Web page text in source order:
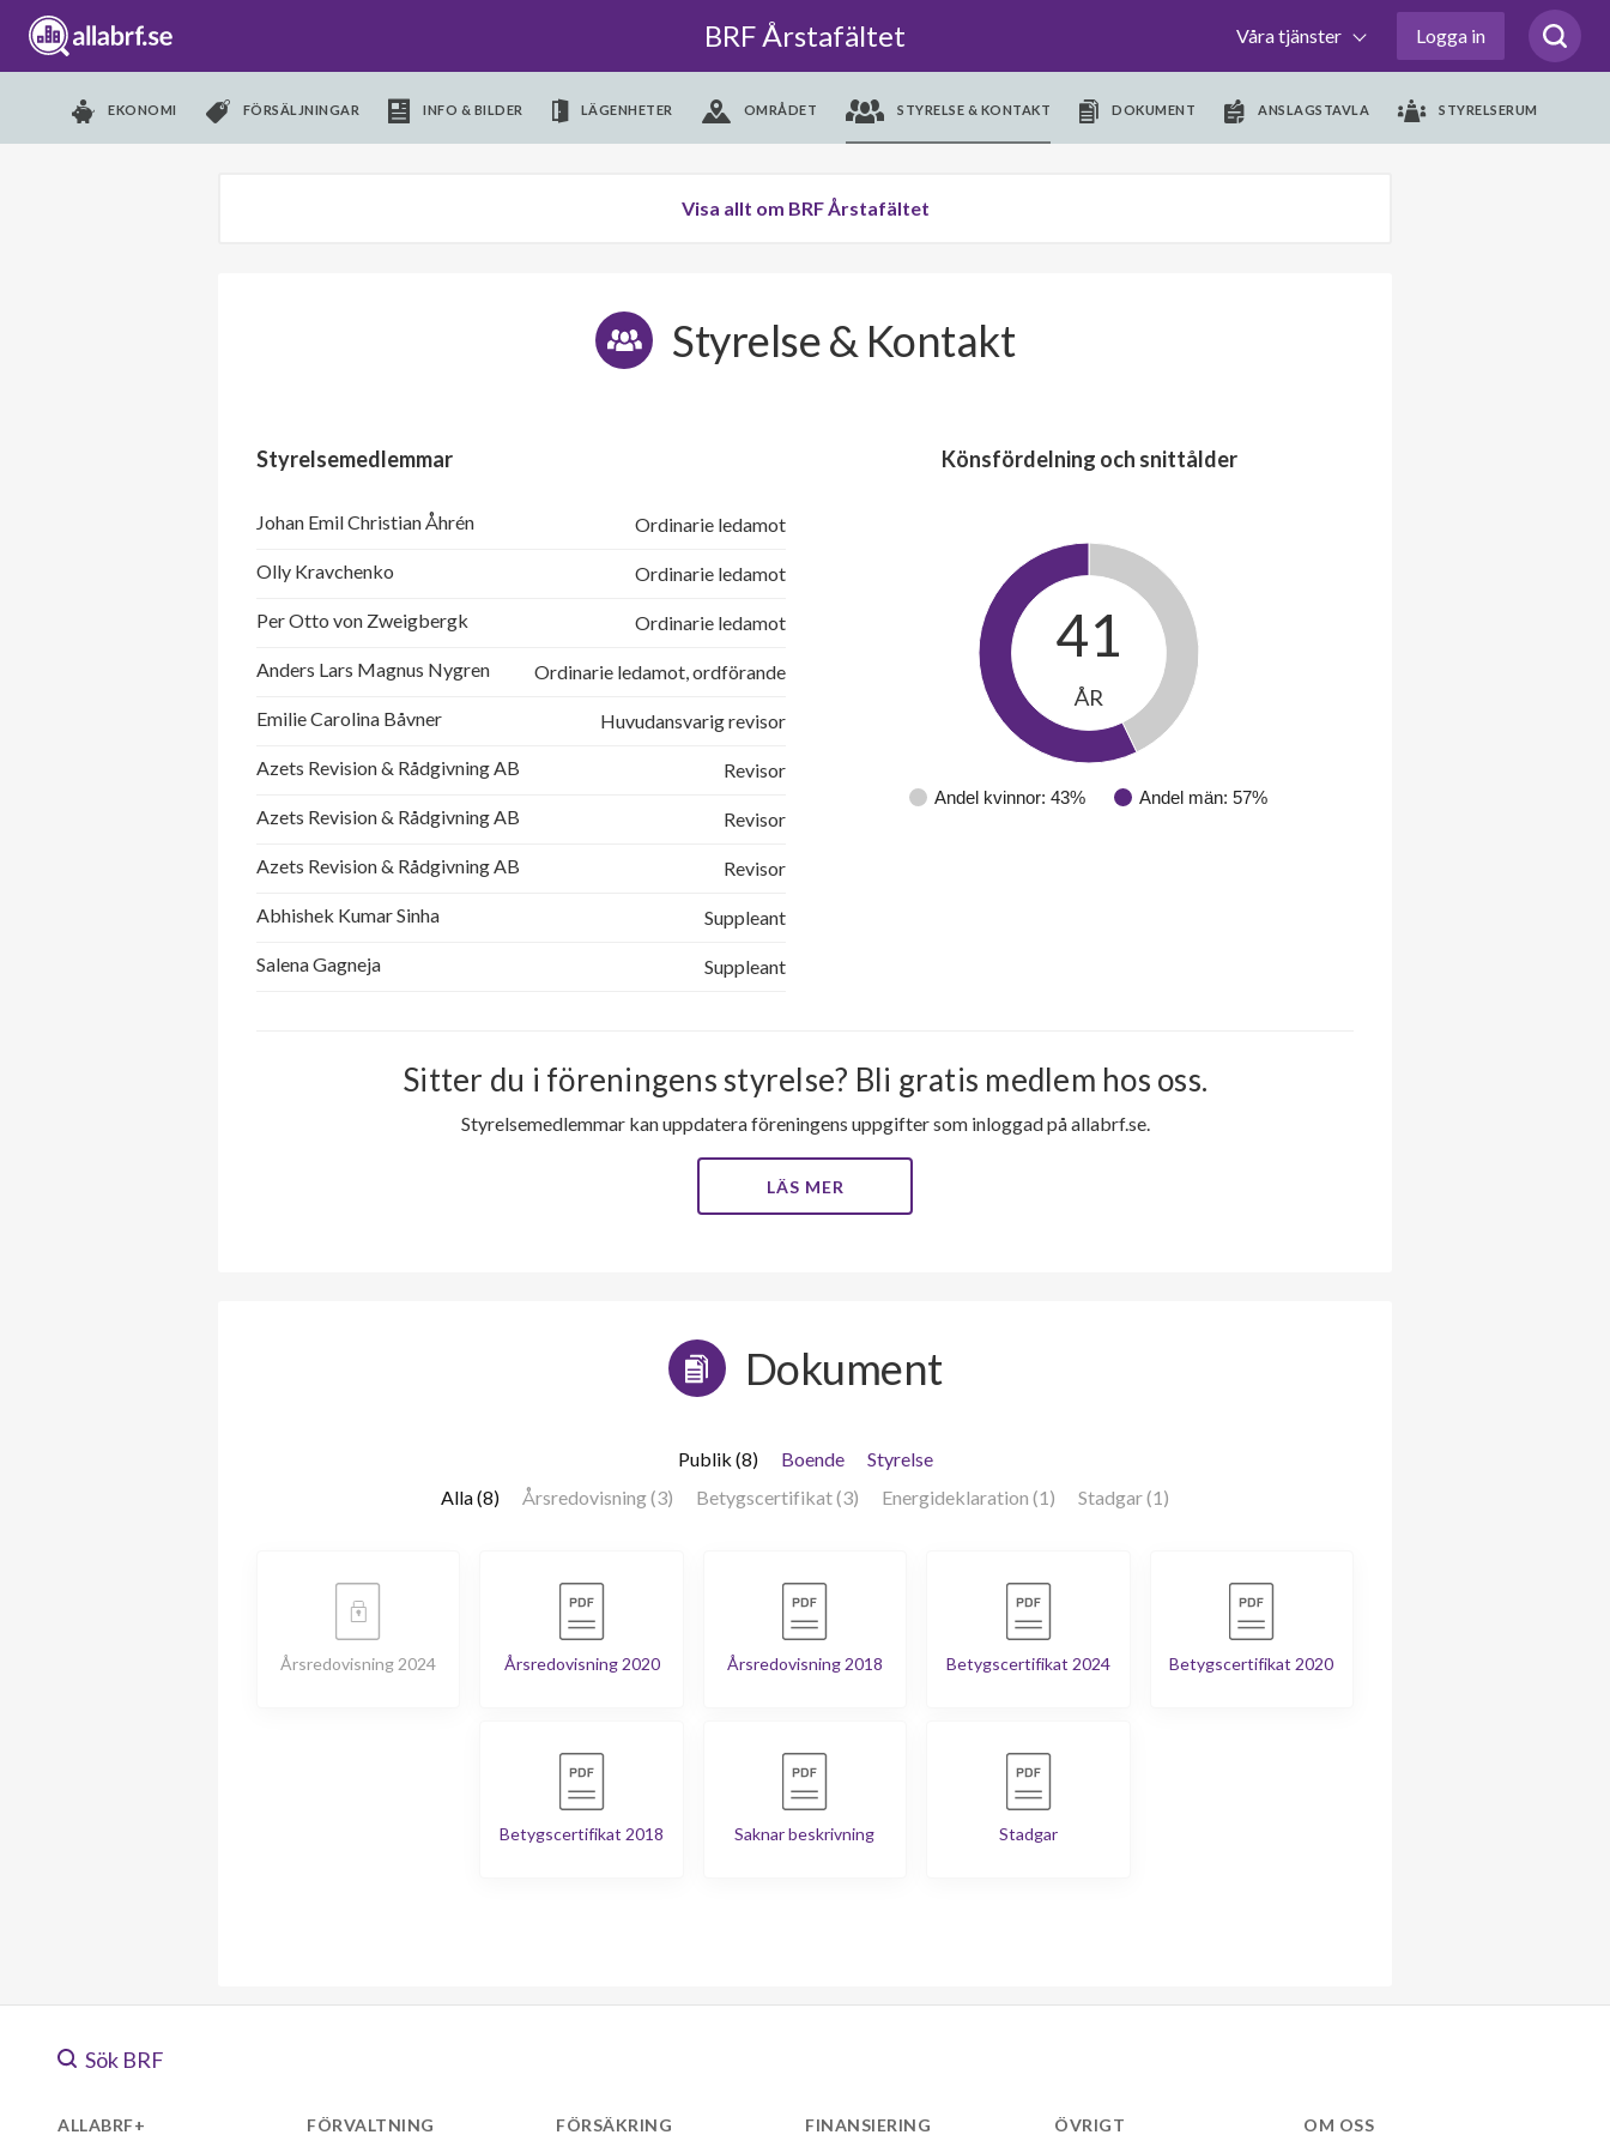
BRF Årstafältet Våra tjänster Logga in
EKONOMI FÖRSÄLJNINGAR INFO & BILDER LÄGENHETER OMRÅDET STYRELSE & KONTAKT DOKUMENT ANSLAGSTAVLA STYRELSERUM
Visa allt om BRF Årstafältet
Styrelse & Kontakt
Styrelsemedlemmar
Johan Emil Christian Åhrén Ordinarie ledamot
Olly Kravchenko Ordinarie ledamot
Per Otto von Zweigbergk Ordinarie ledamot
Anders Lars Magnus Nygren Ordinarie ledamot, ordförande
Emilie Carolina Båvner Huvudansvarig revisor
Azets Revision & Rådgivning AB Revisor
Azets Revision & Rådgivning AB Revisor
Azets Revision & Rådgivning AB Revisor
Abhishek Kumar Sinha Suppleant
Salena Gagneja Suppleant
Könsfördelning och snittålder
Andel kvinnor: 43% Andel män: 57%
41
ÅR
Sitter du i föreningens styrelse? Bli gratis medlem hos oss.
Styrelsemedlemmar kan uppdatera föreningens uppgifter som inloggad på allabrf.se.
LÄS MER
Dokument
Publik (8) Boende
Styrelse
Alla (8)
Årsredovisning (3) Betygscertifikat (3) Energideklaration (1) Stadgar (1)
Årsredovisning 2024 Årsredovisning 2020 Årsredovisning 2018 Betygscertifikat 2024 Betygscertifikat 2020
Betygscertifikat 2018 Saknar beskrivning Stadgar
Sök BRF
ALLABRF+ FÖRVALTNING FÖRSÄKRING FINANSIERING ÖVRIGT OM OSS